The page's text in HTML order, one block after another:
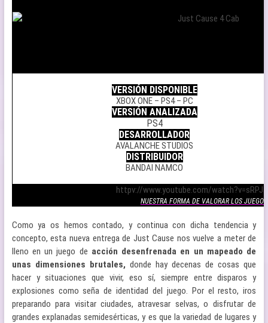
VERSIÓN DISPONIBLE
XBOX ONE – PS4 – PC
VERSIÓN ANALIZADA
PS4
DESARROLLADOR
AVALANCHE STUDIOS
DISTRIBUIDOR
BANDAI NAMCO
httpv://www.youtube.com/
NUESTRA FORMA DE VALORAR LOS JUEGOS
Como ya os hemos contado, y continua con dicha tendencia y
concepto, esta nueva entrega de Just Cause nos vuelve a meter de
lleno en un juego de acción desenfrenada en un mapeado de
unas dimensiones brutales, donde hay decenas de cosas que
hacer y situaciones que vivir, eso sí, siempre entre disparos y
explosiones como seña de identidad del juego. Por el resto, iros
preparando para visitar ciudades, atravesar selvas, o disfrutar de
grandes explanadas semidesérticas, y es que la variedad de lugares y